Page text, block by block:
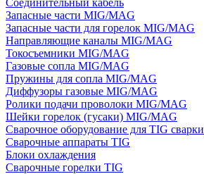
Соединительный кабель
Запасные части MIG/MAG
Запасные части для горелок MIG/MAG
Направляющие каналы MIG/MAG
Токосъемники MIG/MAG
Газовые сопла MIG/MAG
Пружины для сопла MIG/MAG
Диффузоры газовые MIG/MAG
Ролики подачи проволоки MIG/MAG
Шейки горелок (гусаки) MIG/MAG
Сварочное оборудование для TIG сварки
Сварочные аппараты TIG
Блоки охлаждения
Сварочные горелки TIG